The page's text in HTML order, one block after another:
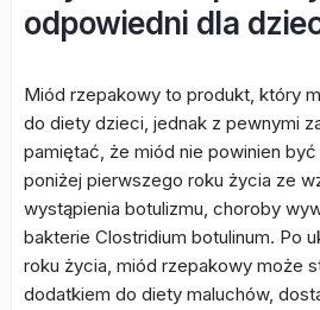
odpowiedni dla
Miód rzepakowy to produkt, który
do diety dzieci, jednak z pewnymi
pamiętać, że miód nie powinien
poniżej pierwszego roku życia ze
wystąpienia botulizmu, choroby
bakterie Clostridium botulinum. Po
roku życia, miód rzepakowy może
dodatkiem do diety maluchów,